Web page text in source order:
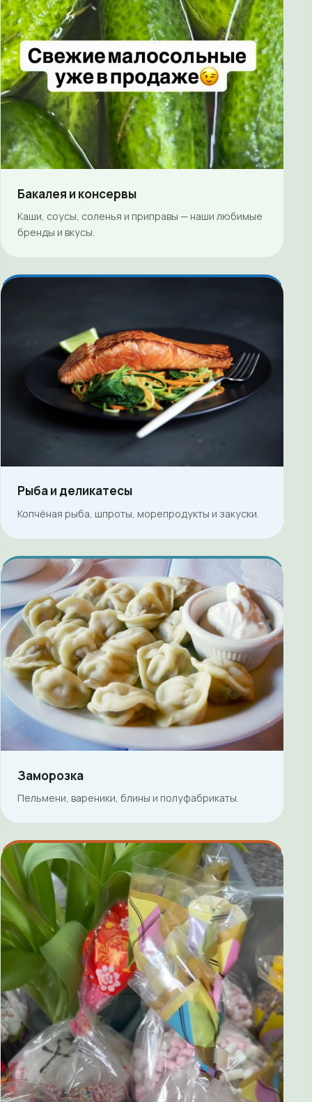
Бакалея и консервы
Каши, соусы, соленья и приправы — наши любимые
бренды и вкусы.
Рыба и деликатесы
Копчёная рыба, шпроты, морепродукты и закуски.
Заморозка
Пельмени, вареники, блины и полуфабрикаты.